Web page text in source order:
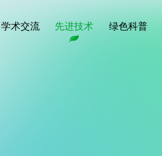
学术交流 先进技术 绿色科普